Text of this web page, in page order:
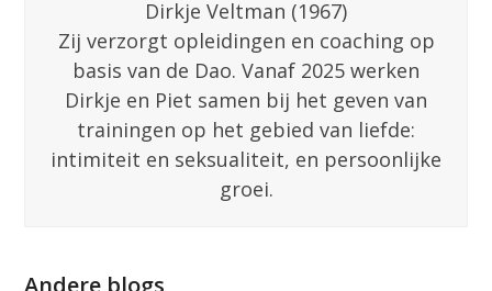
Dirkje Veltman (1967)
Zij verzorgt opleidingen en coaching op
basis van de Dao. Vanaf 2025 werken
Dirkje en Piet samen bij het geven van
trainingen op het gebied van liefde:
intimiteit en seksualiteit, en persoonlijke
groei.
Andere blogs